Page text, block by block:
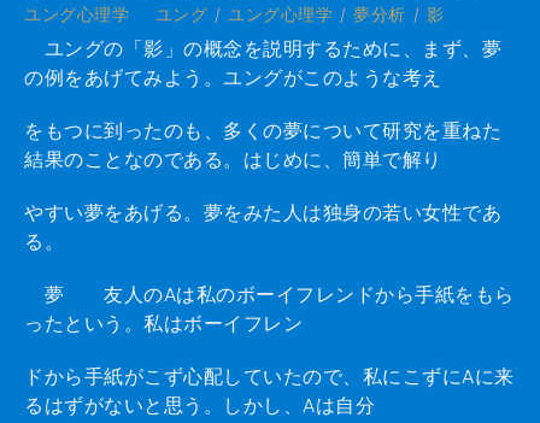
ユング心理学
ユング ユング心理学 夢分析 影
ユングの「影」の概念を説明するために、まず、夢
の例をあげてみよう。ユングがこのような考え
をもつに到ったのも、多くの夢について研究を重ねた
結果のことなのである。はじめに、簡単で解り
やすい夢をあげる。夢をみた人は独身の若い女性であ
る。
夢 友人のAは私のボーイフレンドから手紙をもら
ったという。私はボーイフレン
ドから手紙がこず心配していたので、私にこずにAに来
るはずがないと思う。しかし、Aは自分